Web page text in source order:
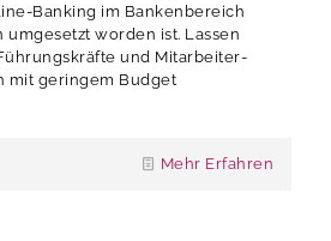
Banking im Bankenbereich
worden ist. Lassen
und Mitarbeiter-
mit geringem Budget
Mehr Erfahren